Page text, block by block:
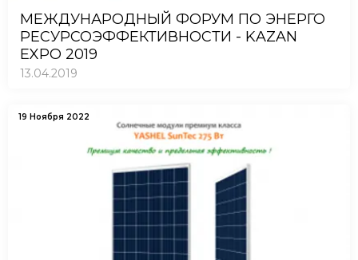
МЕЖДУНАРОДНЫЙ ФОРУМ ПО ЭНЕРГО
РЕСУРСОЭФФЕКТИВНОСТИ - KAZAN
EXPO 2019
13.04.2019
19 Ноября 2022